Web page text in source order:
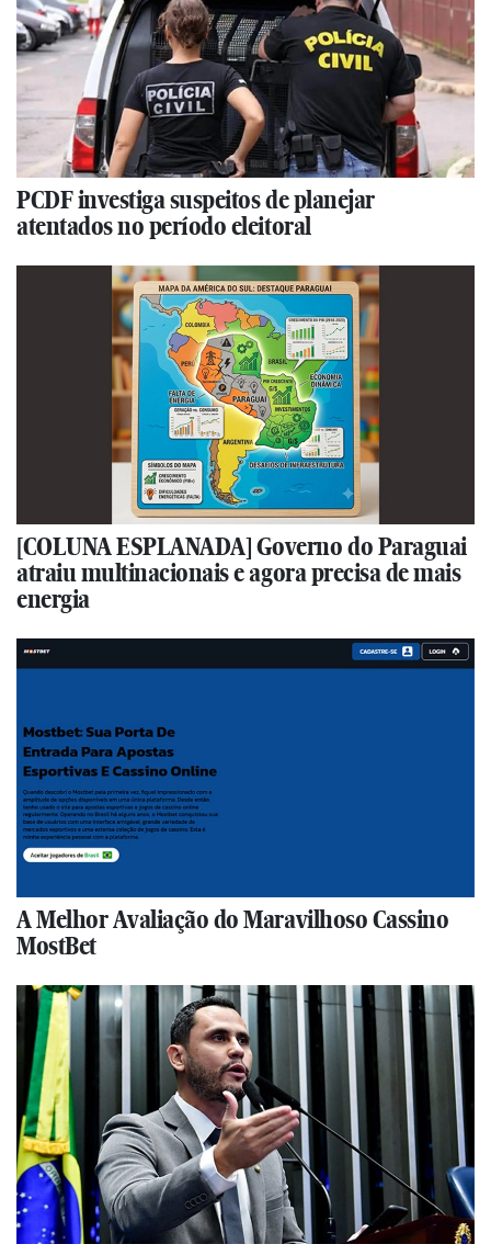
PCDF investiga suspeitos de planejar
atentados no período eleitoral
[COLUNA ESPLANADA] Governo do Paraguai
atraiu multinacionais e agora precisa de mais
energia
A Melhor Avaliação do Maravilhoso Cassino
MostBet